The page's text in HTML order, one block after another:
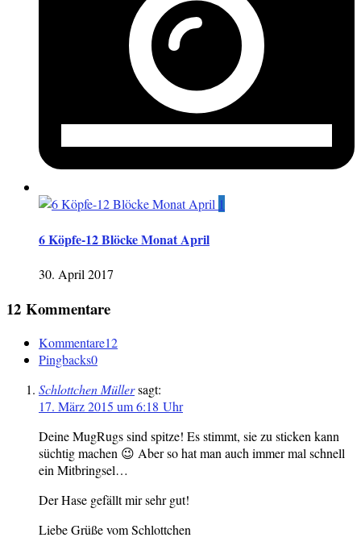
1
6 Köpfe-12 Blöcke Monat April
30. April 2017
12 Kommentare
Kommentare12
Pingbacks0
Schlottchen Müllersagt:
17. März 2015 um 6:18 Uhr
Deine MugRugs sind spitze! Es stimmt, sie zu sticken kann
süchtig machen 😉 Aber so hat man auch immer mal schnell
ein Mitbringsel…
Der Hase gefällt mir sehr gut!
Liebe Grüße vom Schlottchen